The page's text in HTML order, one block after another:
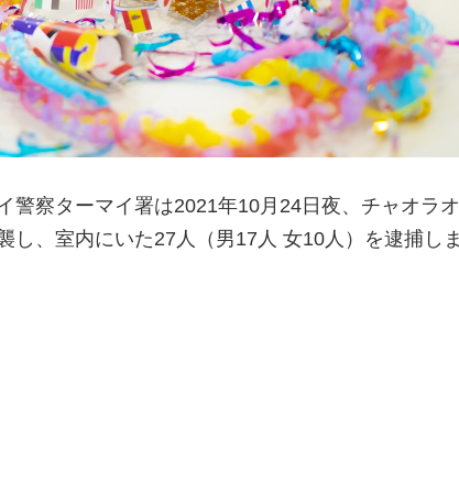
警察ターマイ署は2021年10月24日夜、チャオラ
し、室内にいた27人（男17人 女10人）を逮捕し